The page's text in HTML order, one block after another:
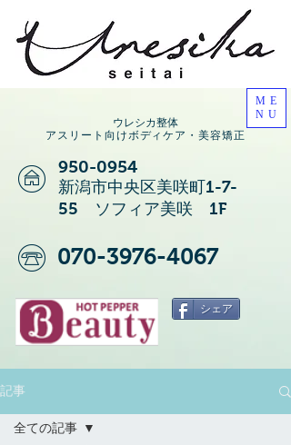
ウレシカ整体
アスリート向けボディケア・美容矯正
ME
NU
950-0954
新潟市中央区美咲町1-7-
55 ソフィア美咲 1F
070-3976-4067
シェア
記事
全ての記事